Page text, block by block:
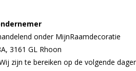
onder MijnRaamdecoratie
3161 GL Rhoon
zijn te bereiken op de volgende